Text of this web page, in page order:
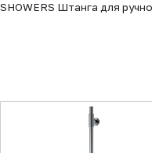
SHOWERS Штанга для